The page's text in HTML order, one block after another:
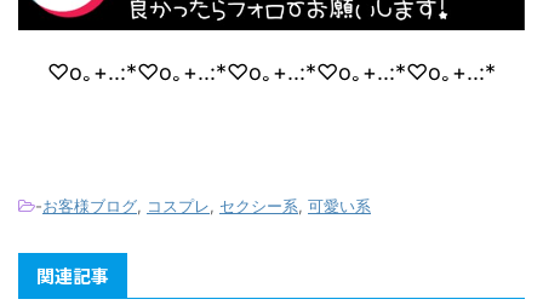
♡o｡+..:*♡o｡+..:*♡o｡+..:*♡o｡+..:*♡o｡+..:*
-お客様ブログ, コスプレ, セクシー系, 可愛い系
関連記事